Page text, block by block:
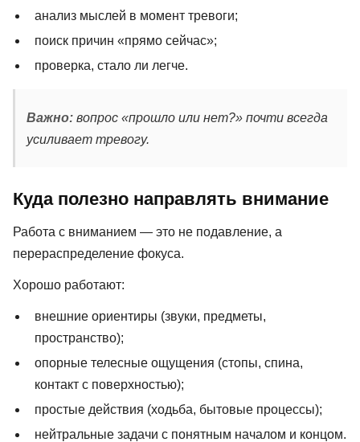
анализ мыслей в момент тревоги;
поиск причин «прямо сейчас»;
проверка, стало ли легче.
Важно: вопрос «прошло или нет?» почти всегда
усиливает тревогу.
Куда полезно направлять внимание
Работа с вниманием — это не подавление, а
перераспределение фокуса.
Хорошо работают:
внешние ориентиры (звуки, предметы,
пространство);
опорные телесные ощущения (стопы, спина,
контакт с поверхностью);
простые действия (ходьба, бытовые процессы);
нейтральные задачи с понятным началом и концом.